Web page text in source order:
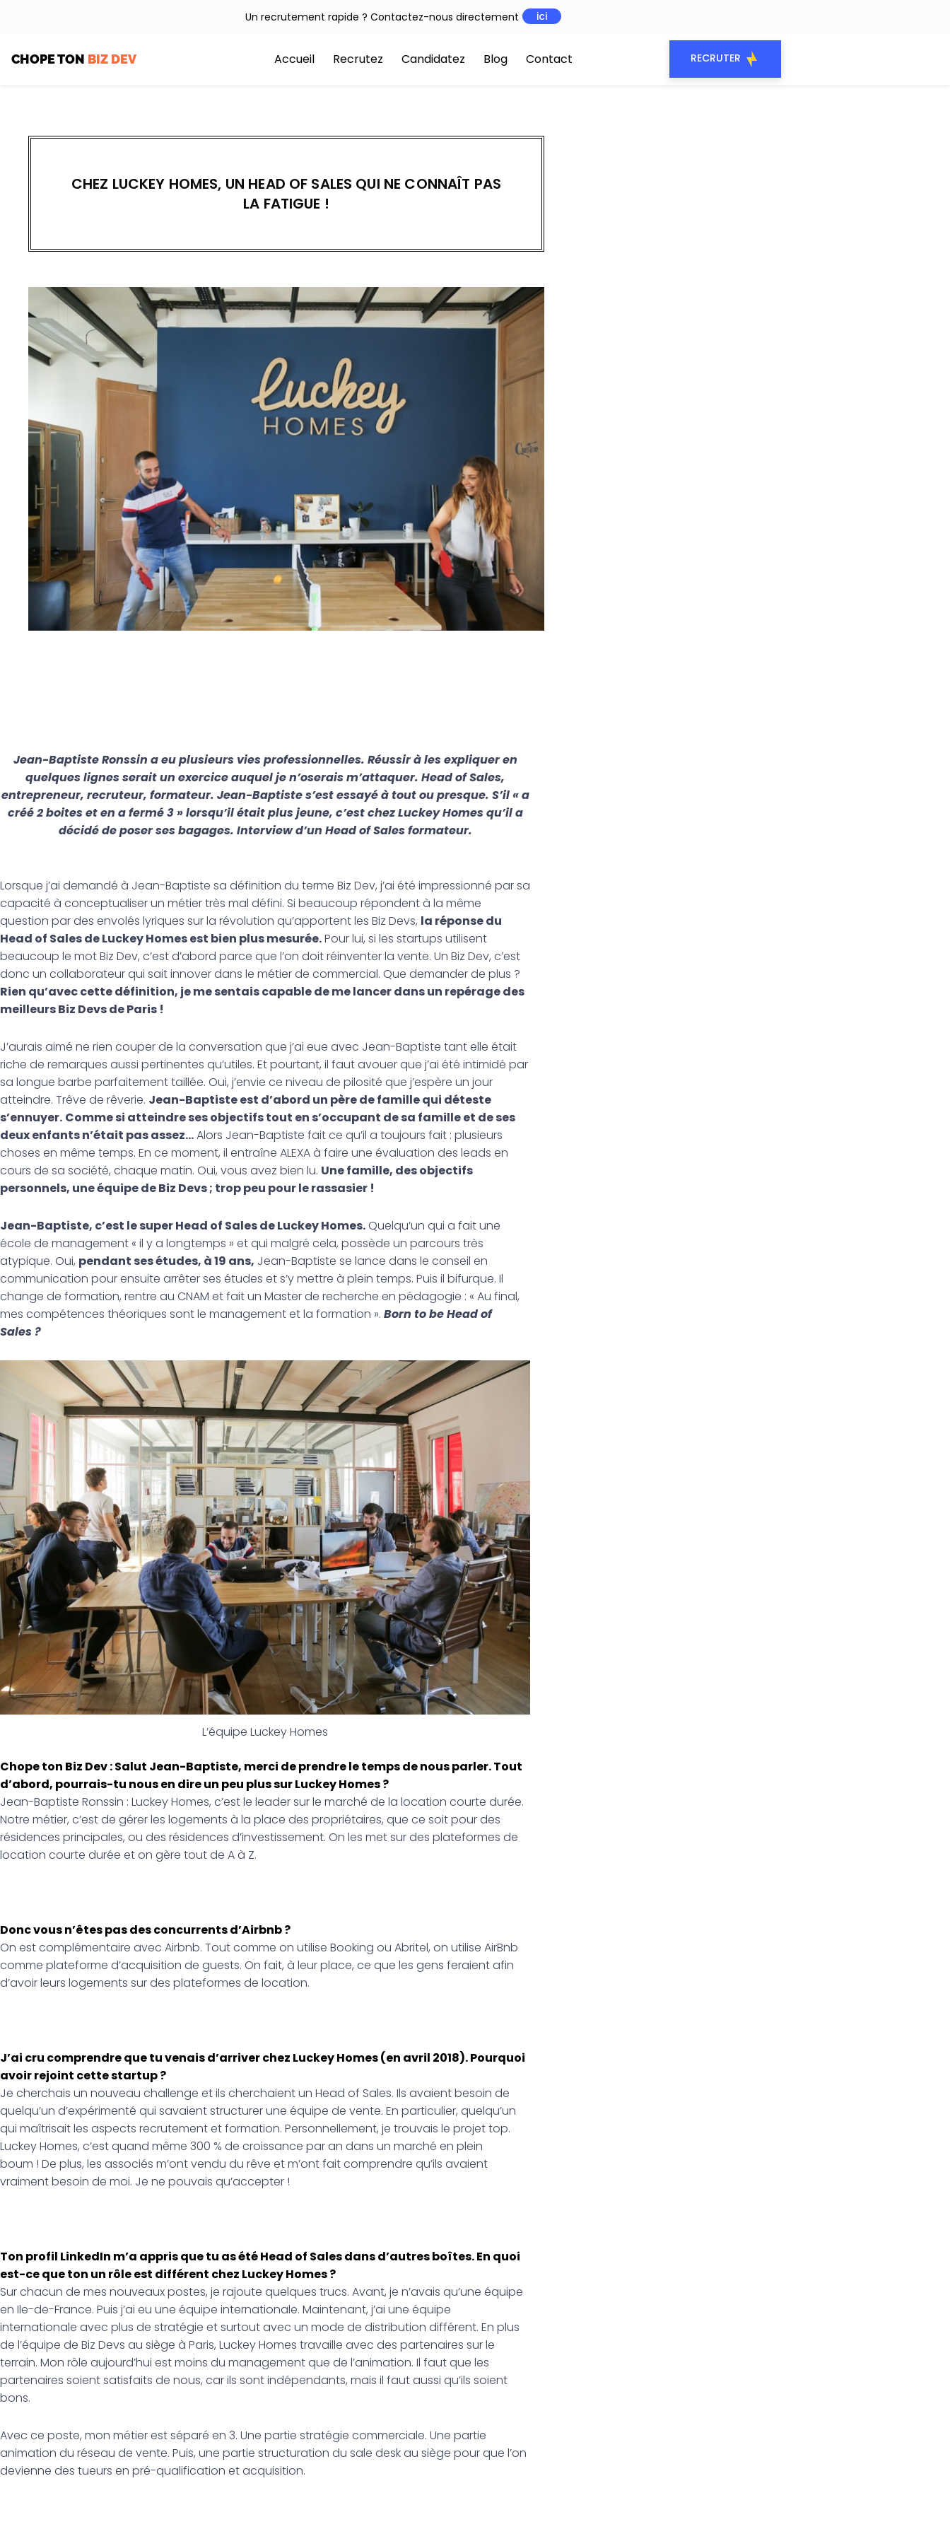
Un recrutement rapide ? Contactez-nous directement ici
CHOPE TON BIZ DEV Accueil Recrutez Candidatez Blog Contact RECRUTER
CHEZ LUCKEY HOMES, UN HEAD OF SALES QUI NE CONNAÎT PAS
LA FATIGUE !
Jean-Baptiste Ronssin a eu plusieurs vies professionnelles. Réussir à les expliquer en
quelques lignes serait un exercice auquel je n’oserais m’attaquer. Head of Sales,
entrepreneur, recruteur, formateur. Jean-Baptiste s’est essayé à tout ou presque. S’il « a
créé 2 boites et en a fermé 3 » lorsqu’il était plus jeune, c’est chez Luckey Homes qu’il a
décidé de poser ses bagages. Interview d’un Head of Sales formateur.
Lorsque j’ai demandé à Jean-Baptiste sa définition du terme Biz Dev, j’ai été impressionné par sa
capacité à conceptualiser un métier très mal défini. Si beaucoup répondent à la même
question par des envolés lyriques sur la révolution qu’apportent les Biz Devs, la réponse du
Head of Sales de Luckey Homes est bien plus mesurée.Pour lui, si les startups utilisent
beaucoup le mot Biz Dev, c’est d’abord parce que l’on doit réinventer la vente. Un Biz Dev, c’est
donc un collaborateur qui sait innover dans le métier de commercial. Que demander de plus ?
Rien qu’avec cette définition, je me sentais capable de me lancer dans un repérage des
meilleurs Biz Devs de Paris !
J’aurais aimé ne rien couper de la conversation que j’ai eue avec Jean-Baptiste tant elle était
riche de remarques aussi pertinentes qu’utiles. Et pourtant, il faut avouer que j’ai été intimidé par
sa longue barbe parfaitement taillée. Oui, j’envie ce niveau de pilosité que j’espère un jour
atteindre. Trêve de rêverie. Jean-Baptiste est d’abord un père de famille qui déteste
s’ennuyer. Comme si atteindre ses objectifs tout en s’occupant de sa famille et de ses
deux enfants n’était pas assez…Alors Jean-Baptiste fait ce qu’il a toujours fait : plusieurs
choses en même temps. En ce moment, il entraîne ALEXA à faire une évaluation des leads en
cours de sa société, chaque matin. Oui, vous avez bien lu. Une famille, des objectifs
personnels, une équipe de Biz Devs ; trop peu pour le rassasier !
Jean-Baptiste, c’est le super Head of Sales de Luckey Homes.Quelqu’un qui a fait une
école de management « il y a longtemps » et qui malgré cela, possède un parcours très
atypique. Oui, pendant ses études, à 19 ans, Jean-Baptiste se lance dans le conseil en
communication pour ensuite arrêter ses études et s’y mettre à plein temps. Puis il bifurque. Il
change de formation, rentre au CNAM et fait un Master de recherche en pédagogie : « Au final,
mes compétences théoriques sont le management et la formation ». Born to be Head of
Sales ?
L’équipe Luckey Homes
Chope ton Biz Dev : Salut Jean-Baptiste, merci de prendre le temps de nous parler. Tout
d’abord, pourrais-tu nous en dire un peu plus sur Luckey Homes ?
Jean-Baptiste Ronssin : Luckey Homes, c’est le leader sur le marché de la location courte durée.
Notre métier, c’est de gérer les logements à la place des propriétaires, que ce soit pour des
résidences principales, ou des résidences d’investissement. On les met sur des plateformes de
location courte durée et on gère tout de A à Z.
Donc vous n’êtes pas des concurrents d’Airbnb ?
On est complémentaire avec Airbnb. Tout comme on utilise Booking ou Abritel, on utilise AirBnb
comme plateforme d’acquisition de guests. On fait, à leur place, ce que les gens feraient afin
d’avoir leurs logements sur des plateformes de location.
J’ai cru comprendre que tu venais d’arriver chez Luckey Homes (en avril 2018). Pourquoi
avoir rejoint cette startup ?
Je cherchais un nouveau challenge et ils cherchaient un Head of Sales. Ils avaient besoin de
quelqu’un d’expérimenté qui savaient structurer une équipe de vente. En particulier, quelqu’un
qui maîtrisait les aspects recrutement et formation. Personnellement, je trouvais le projet top.
Luckey Homes, c’est quand même 300 % de croissance par an dans un marché en plein
boum ! De plus, les associés m’ont vendu du rêve et m’ont fait comprendre qu’ils avaient
vraiment besoin de moi. Je ne pouvais qu’accepter !
Ton profil LinkedIn m’a appris que tu as été Head of Sales dans d’autres boîtes. En quoi
est-ce que ton un rôle est différent chez Luckey Homes ?
Sur chacun de mes nouveaux postes, je rajoute quelques trucs. Avant, je n’avais qu’une équipe
en Ile-de-France. Puis j’ai eu une équipe internationale. Maintenant, j’ai une équipe
internationale avec plus de stratégie et surtout avec un mode de distribution différent. En plus
de l’équipe de Biz Devs au siège à Paris, Luckey Homes travaille avec des partenaires sur le
terrain. Mon rôle aujourd’hui est moins du management que de l’animation. Il faut que les
partenaires soient satisfaits de nous, car ils sont indépendants, mais il faut aussi qu’ils soient
bons.
Avec ce poste, mon métier est séparé en 3. Une partie stratégie commerciale. Une partie
animation du réseau de vente. Puis, une partie structuration du sale desk au siège pour que l’on
devienne des tueurs en pré-qualification et acquisition.